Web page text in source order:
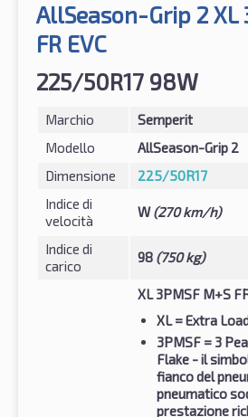
AllSeason-Grip 2 XL
FR EVC
225/50R17 98W
Marchio
Semperit
Modello
AllSeason-Grip 2
Dimensione
225/50R17
Indice di
velocità
W(270 km/h)
Indice di
carico
98 (750 kg)
XL 3PMSF M+S
XL= Extra
3PMSF = 3
Flake - il
fianco del
pneumatico
prestazione